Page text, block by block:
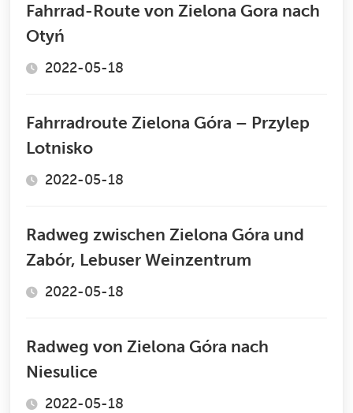
Fahrrad-Route von Zielona Gora nach
Otyń
2022-05-18
Fahrradroute Zielona Góra – Przylep
Lotnisko
2022-05-18
Radweg zwischen Zielona Góra und
Zabór, Lebuser Weinzentrum
2022-05-18
Radweg von Zielona Góra nach
Niesulice
2022-05-18